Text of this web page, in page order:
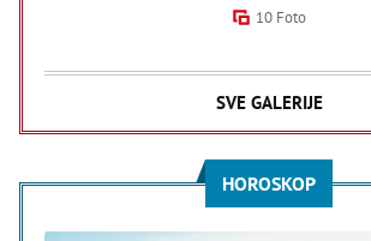
10 Foto
SVE GALERIJE
HOROSKOP